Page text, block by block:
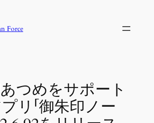
Force
つめをサポート
リ「御朱印ノー